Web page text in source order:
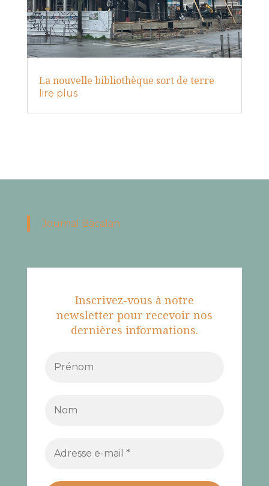
La nouvelle bibliothèque sort de terre
lire plus
Journal Bacalan
Inscrivez-vous à notre
newsletter pour recevoir nos
dernières informations.